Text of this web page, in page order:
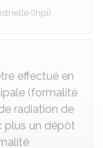
(Inpi)
effectué en
(formalité
radiation de
plus un dépôt